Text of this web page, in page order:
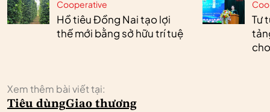
Cooperative
Hồ tiêu Đồng Nai tạo lợi
thế mới bằng sở hữu trí tuệ
Tư
Xem thêm bài viết tại:
Tiêu dùngGiao thương